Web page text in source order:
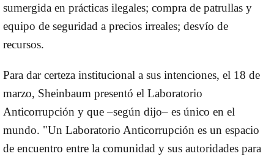
sumergida en prácticas ilegales; compra de patrullas y
equipo de seguridad a precios irreales; desvío de
recursos.
Para dar certeza institucional a sus intenciones, el 18 de
marzo, Sheinbaum presentó el Laboratorio
Anticorrupción y que –según dijo– es único en el
mundo. "Un Laboratorio Anticorrupción es un espacio
de encuentro entre la comunidad y sus autoridades para